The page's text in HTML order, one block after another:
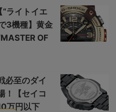
“ライトイエ
3機種】黄金
OF
必至のダイ
！【セイコ
万円以下